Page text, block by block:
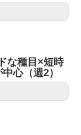
な種目×短時
心（週2）